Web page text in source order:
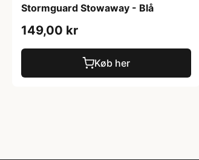
Stormguard Stowaway - Blå
149,00 kr
Køb her